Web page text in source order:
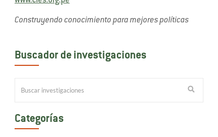
Construyendo conocimiento para mejores políticas
Buscador de investigaciones
Categorías